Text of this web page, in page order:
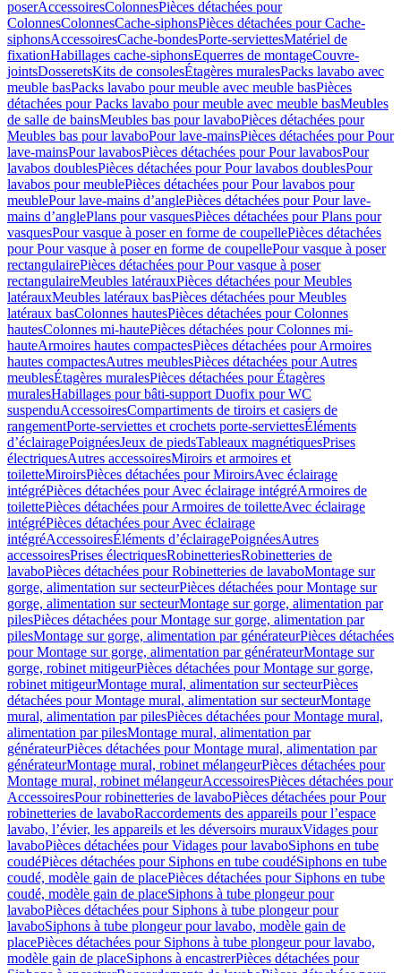
poserAccessoiresColonnesPièces détachées pour
ColonnesColonnesCache-siphonsPièces détachées pour Cache-
siphonsAccessoiresCache-bondesPorte-serviettesMatériel de
fixationHabillages cache-siphonsEquerres de montageCouvre-
jointsDosseretsKits de consolesÉtagères muralesPacks lavabo avec
meuble basPacks lavabo pour meuble avec meuble basPièces
détachées pour Packs lavabo pour meuble avec meuble basMeubles
de salle de bainsMeubles bas pour lavaboPièces détachées pour
Meubles bas pour lavaboPour lave-mainsPièces détachées pour Pour
lave-mainsPour lavabosPièces détachées pour Pour lavabosPour
lavabos doublesPièces détachées pour Pour lavabos doublesPour
lavabos pour meublePièces détachées pour Pour lavabos pour
meublePour lave-mains d’anglePièces détachées pour Pour lave-
mains d’anglePlans pour vasquesPièces détachées pour Plans pour
vasquesPour vasque à poser en forme de coupellePièces détachées
pour Pour vasque à poser en forme de coupellePour vasque à poser
rectangulairePièces détachées pour Pour vasque à poser
rectangulaireMeubles latérauxPièces détachées pour Meubles
latérauxMeubles latéraux basPièces détachées pour Meubles
latéraux basColonnes hautesPièces détachées pour Colonnes
hautesColonnes mi-hautePièces détachées pour Colonnes mi-
hauteArmoires hautes compactesPièces détachées pour Armoires
hautes compactesAutres meublesPièces détachées pour Autres
meublesÉtagères muralesPièces détachées pour Étagères
muralesHabillages pour bâti-support Duofix pour WC
suspenduAccessoiresCompartiments de tiroirs et casiers de
rangementPorte-serviettes et crochets porte-serviettesÉléments
d’éclairagePoignéesJeux de piedsTableaux magnétiquesPrises
électriquesAutres accessoiresMiroirs et armoires et
toiletteMiroirsPièces détachées pour MiroirsAvec éclairage
intégréPièces détachées pour Avec éclairage intégréArmoires de
toilettePièces détachées pour Armoires de toiletteAvec éclairage
intégréPièces détachées pour Avec éclairage
intégréAccessoiresÉléments d’éclairagePoignéesAutres
accessoiresPrises électriquesRobinetteriesRobinetteries de
lavaboPièces détachées pour Robinetteries de lavaboMontage sur
gorge, alimentation sur secteurPièces détachées pour Montage sur
gorge, alimentation sur secteurMontage sur gorge, alimentation par
pilesPièces détachées pour Montage sur gorge, alimentation par
pilesMontage sur gorge, alimentation par générateurPièces détachées
pour Montage sur gorge, alimentation par générateurMontage sur
gorge, robinet mitigeurPièces détachées pour Montage sur gorge,
robinet mitigeurMontage mural, alimentation sur secteurPièces
détachées pour Montage mural, alimentation sur secteurMontage
mural, alimentation par pilesPièces détachées pour Montage mural,
alimentation par pilesMontage mural, alimentation par
générateurPièces détachées pour Montage mural, alimentation par
générateurMontage mural, robinet mélangeurPièces détachées pour
Montage mural, robinet mélangeurAccessoiresPièces détachées pour
AccessoiresPour robinetteries de lavaboPièces détachées pour Pour
robinetteries de lavaboRaccordements des appareils pour l’espace
lavabo, l’évier, les appareils et les déversoirs murauxVidages pour
lavaboPièces détachées pour Vidages pour lavaboSiphons en tube
coudéPièces détachées pour Siphons en tube coudéSiphons en tube
coudé, modèle gain de placePièces détachées pour Siphons en tube
coudé, modèle gain de placeSiphons à tube plongeur pour
lavaboPièces détachées pour Siphons à tube plongeur pour
lavaboSiphons à tube plongeur pour lavabo, modèle gain de
placePièces détachées pour Siphons à tube plongeur pour lavabo,
modèle gain de placeSiphons à encastrerPièces détachées pour